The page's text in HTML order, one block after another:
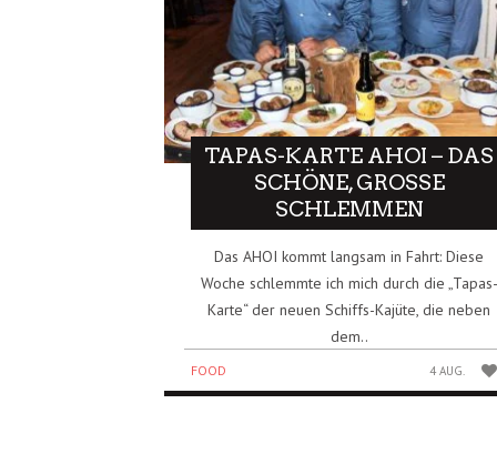
TAPAS-KARTE AHOI – DAS
SCHÖNE, GROSSE S
CHLEMMEN
Das AHOI kommt langsam in Fahrt: Diese
Woche schlemmte ich mich durch die „Tapas-
Karte“ der neuen Schiffs-Kajüte, die neben
dem..
FOOD 4 AUG.